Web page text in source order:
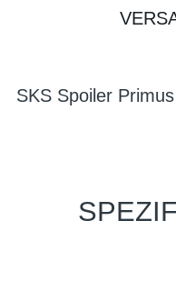
SKS Spoiler